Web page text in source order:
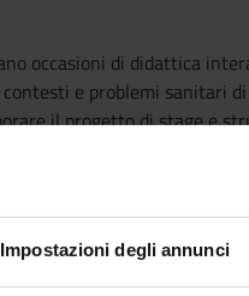
Impostazioni degli annunci
occasioni di didattica
e problemi sanitari
il progetto di stage e
come per esempio i diari
un docente supervisore.